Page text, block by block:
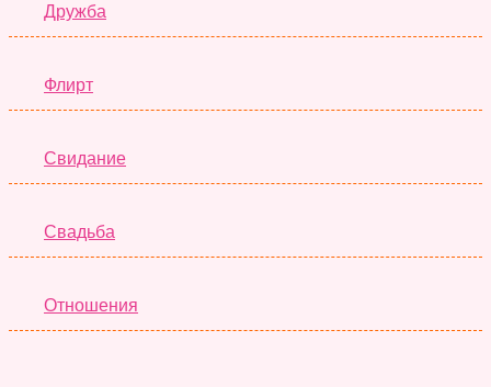
Дружба
Флирт
Свидание
Свадьба
Отношения